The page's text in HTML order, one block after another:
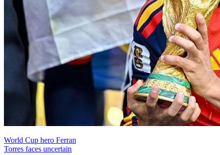
World Cup hero Ferran
Torres faces uncertain